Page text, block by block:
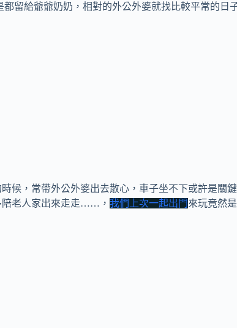
留給爺爺奶奶，相對的外公外婆就找比較平常的
候，常帶外公外婆出去散心，車子坐不下或許是
陪老人家出來走走……， 我們上次一起出門來玩竟然